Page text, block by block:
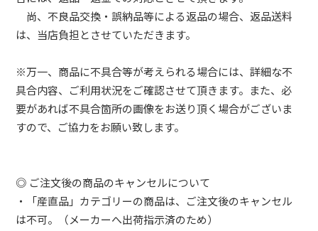
尚、不良品交換・誤納品等による返品の場合、返品送料
は、当店負担とさせていただきます。
※万一、商品に不具合等が考えられる場合には、詳細な不
具合内容、ご利用状況をご確認させて頂きます。また、必
要があれば不具合箇所の画像をお送り頂く場合がございま
すので、ご協力をお願い致します。
◎ ご注文後の商品のキャンセルについて
・「産直品」カテゴリーの商品は、ご注文後のキャンセル
は不可。（メーカーへ出荷指示済のため）